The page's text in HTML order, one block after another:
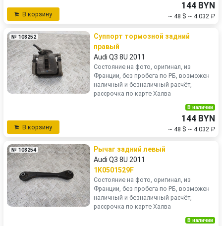
В корзину
144 BYN
~ 48 $ ~ 4 032 ₽
№ 108252
Суппорт тормозной задний
правый
Audi Q3 8U 2011
Состояние на фото, оригинал, из
Франции, без пробега по РБ, возможен
наличный и безналичный расчёт,
рассрочка по карте Халва
В корзину
В наличии
144 BYN
~ 48 $ ~ 4 032 ₽
№ 108254
Рычаг задний левый
Audi Q3 8U 2011
1K0501529F
Состояние на фото, оригинал, из
Франции, без пробега по РБ, возможен
наличный и безналичный расчёт,
рассрочка по карте Халва
В наличии